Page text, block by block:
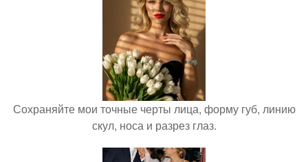
Сохраняйте мои точные черты лица, форму губ, линию
скул, носа и разрез глаз.